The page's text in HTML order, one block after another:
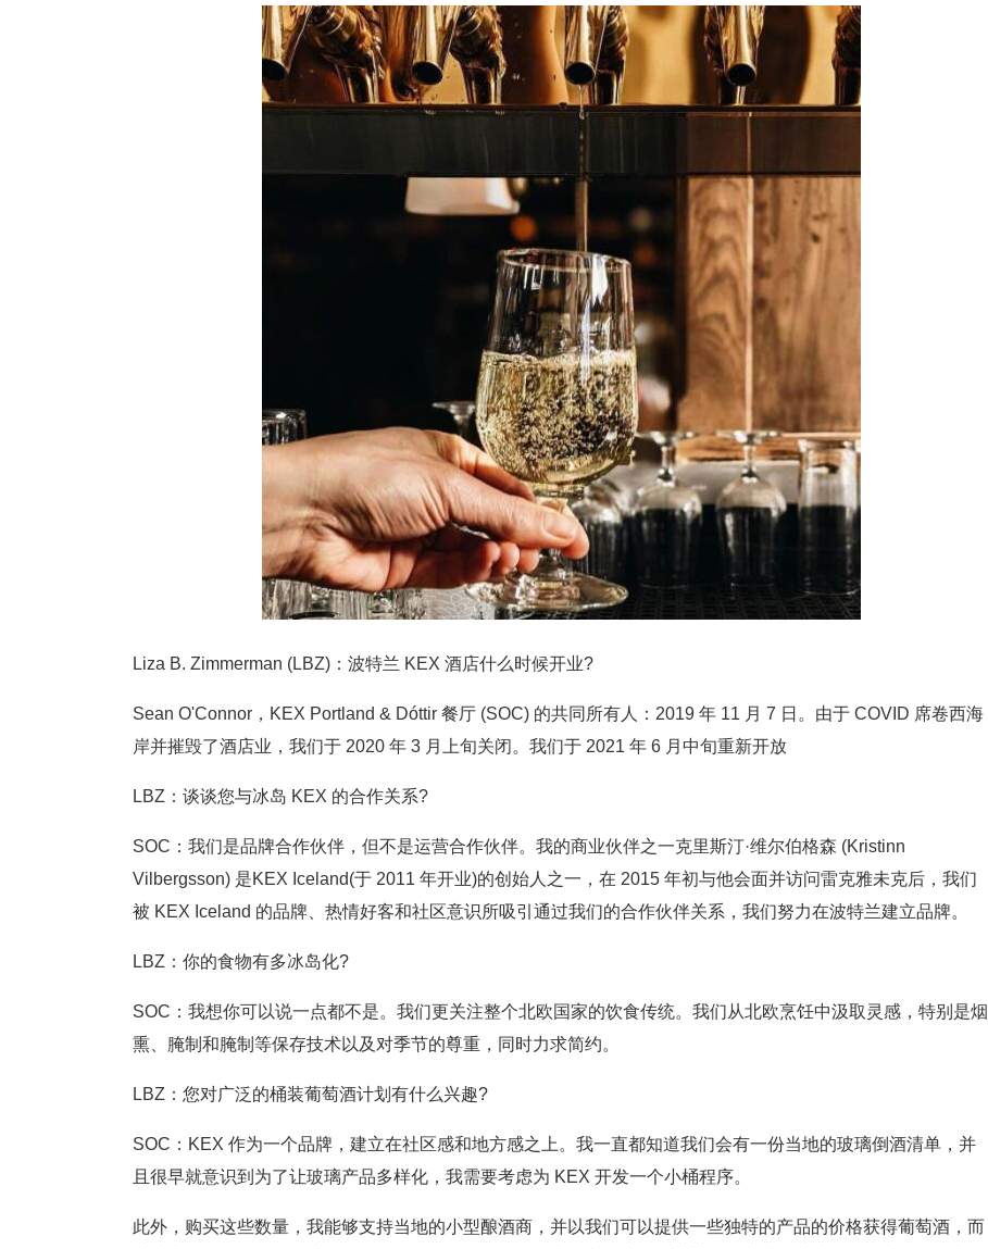
Liza B. Zimmerman (LBZ)：波特兰 KEX 酒店什么时候开业?
Sean O'Connor，KEX Portland & Dóttir 餐厅 (SOC) 的共同所有人：2019 年 11 月 7 日。由于 COVID 席卷西海
岸并摧毁了酒店业，我们于 2020 年 3 月上旬关闭。我们于 2021 年 6 月中旬重新开放
LBZ：谈谈您与冰岛 KEX 的合作关系?
SOC：我们是品牌合作伙伴，但不是运营合作伙伴。我的商业伙伴之一克里斯汀·维尔伯格森 (Kristinn
Vilbergsson) 是KEX Iceland(于 2011 年开业)的创始人之一，在 2015 年初与他会面并访问雷克雅未克后，我们
被 KEX Iceland 的品牌、热情好客和社区意识所吸引通过我们的合作伙伴关系，我们努力在波特兰建立品牌。
LBZ：你的食物有多冰岛化?
SOC：我想你可以说一点都不是。我们更关注整个北欧国家的饮食传统。我们从北欧烹饪中汲取灵感，特别是烟
熏、腌制和腌制等保存技术以及对季节的尊重，同时力求简约。
LBZ：您对广泛的桶装葡萄酒计划有什么兴趣?
SOC：KEX 作为一个品牌，建立在社区感和地方感之上。我一直都知道我们会有一份当地的玻璃倒酒清单，并
且很早就意识到为了让玻璃产品多样化，我需要考虑为 KEX 开发一个小桶程序。
此外，购买这些数量，我能够支持当地的小型酿酒商，并以我们可以提供一些独特的产品的价格获得葡萄酒，而